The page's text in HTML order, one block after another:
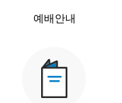
예배안내